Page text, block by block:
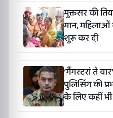
मुक्तसर की
मान, महिलाओं
शुरू कर दी
‘गैंगस्टरां ते
पुलिसिंग की
के लिए कहीं भी
गौरव यादव